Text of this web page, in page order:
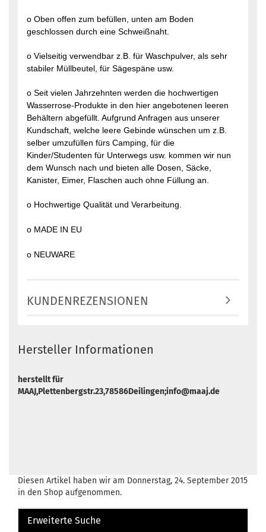
o Oben offen zum befüllen, unten am Boden
geschlossen durch eine Schweißnaht.
o Vielseitig verwendbar z.B. für Waschpulver, als sehr
stabiler Müllbeutel, für Sägespäne usw.
o Seit vielen Jahrzehnten werden die hochwertigen
Wasserrose-Produkte in den hier angebotenen leeren
Behältern abgefüllt. Aufgrund Anfragen aus unserer
Kundschaft, welche leere Gebinde wünschen um z.B.
selber umzufüllen fürs Camping, für die
Kinder/Studenten für Unterwegs usw. kommen wir nun
dem Wunsch nach und bieten alle Dosen, Säcke,
Kanister, Eimer, Flaschen auch ohne Füllung an.
o Hochwertige Qualität und Verarbeitung.
o MADE IN EU
o NEUWARE
KUNDENREZENSIONEN
Hersteller Informationen
herstellt für
MAAJ,Plettenbergstr.23,78586Deilingen;info@maaj.de
Diesen Artikel haben wir am Donnerstag, 24. September 2015
in den Shop aufgenommen.
Erweiterte Suche